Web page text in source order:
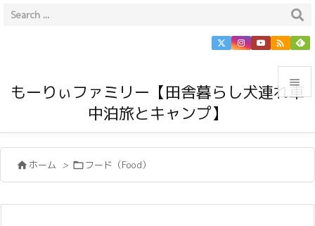
もーりぃファミリー【田舎暮らし犬連れ車
中泊旅とキャンプ】



前へ

 ホーム > フード（Food）